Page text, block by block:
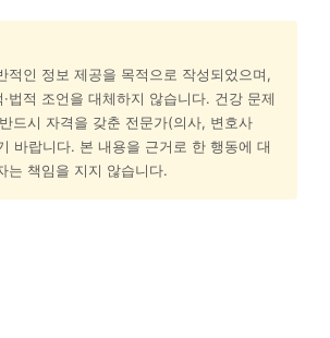
적인 정보 제공을 목적으로 작성되었으며,
법적 조언을 대체하지 않습니다. 건강 문제
드시 자격을 갖춘 전문가(의사, 변호사
바랍니다. 본 내용을 근거로 한 행동에 대
는 책임을 지지 않습니다.